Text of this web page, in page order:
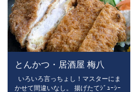
とんかつ・居酒屋 梅八
いろいろ言っちょし！マスターにま
かせて間違いなし。 揚げたてｼﾞｭｰｼｰ